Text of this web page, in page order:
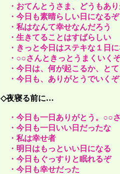
・おてんとうさま、どうもあ
・今日も素晴らしい日になるぞ
・私はなんて幸せなんだろう
・生きてることはすばらしい
・きっと今日はステキな１日
・○○さんときっとうまくいく
・今日は、何が起こるか、と
・今日も、ありがとうでいくぞ
◇夜寝る前に…
・今日も一日ありがとう。○○
・今日も一日いい日だったな
・私は幸せ者
・明日はもっといい日になる
・今日もぐっすりと眠れるぞ
・今日も幸せだった